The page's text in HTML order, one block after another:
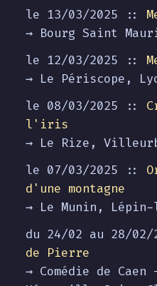
le 13/03/2025 ::
→ Bourg Saint
le 12/03/2025 ::
→ Le Périscope,
le 08/03/2025 ::
l'iris
→ Le Rize,
le 07/03/2025 ::
d'une montagne
→ Le Munin,
du 24/02 au 28/02/
de Pierre
→ Comédie de Caen